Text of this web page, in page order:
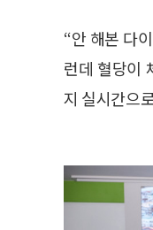
“안 해본 다
런데 혈당이
지 실시간으